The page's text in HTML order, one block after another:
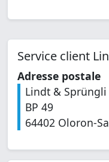
Service client
Adresse postale
Lindt & Sprüngli
BP 49
64402 Oloron-